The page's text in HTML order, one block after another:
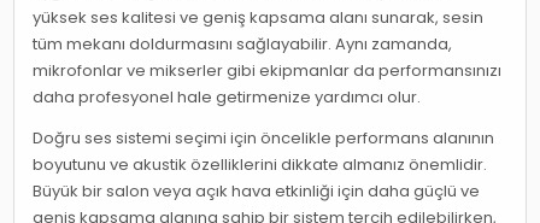
yüksek ses kalitesi ve geniş kapsama alanı sunarak, sesin
tüm mekanı doldurmasını sağlayabilir. Aynı zamanda,
mikrofonlar ve mikserler gibi ekipmanlar da performansınızı
daha profesyonel hale getirmenize yardımcı olur.
Doğru ses sistemi seçimi için öncelikle performans alanının
boyutunu ve akustik özelliklerini dikkate almanız önemlidir.
Büyük bir salon veya açık hava etkinliği için daha güçlü ve
geniş kapsama alanına sahip bir sistem tercih edilebilirken,